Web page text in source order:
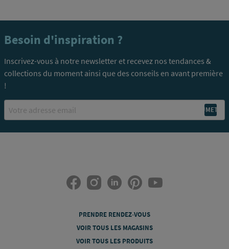
Besoin d'inspiration ?
Inscrivez-vous à notre newsletter et recevez nos tendances &
collections du moment ainsi que des conseils en avant première
!
PRENDRE RENDEZ-VOUS
VOIR TOUS LES MAGASINS
VOIR TOUS LES PRODUITS